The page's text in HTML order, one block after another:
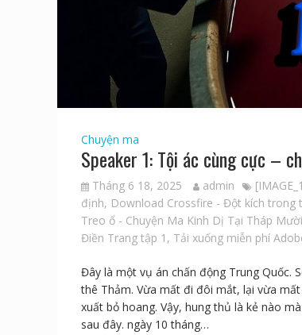
Chuyện ma
Speaker 1: Tội ác cùng cực –
Tháng 6 18, 2025 admin
định, Download Crossfire - Đột kích trong
Treo ổ - Chuyện Ma Kinh Dị Tại Tháp Mười
Điền Trang tập 1 , Tải xuống miễn phí
Đây là một vụ án chấn động Trung Quốc.
thê Thảm. Vừa mất đi đôi mắt, lại vừa
xuất bỏ hoang. Vậy, hung thủ là kẻ nào
sau đây. ngày 10 tháng…